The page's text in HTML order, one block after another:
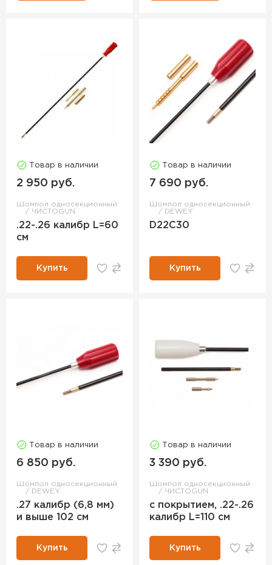
Товар в наличии
2 950 руб.
Шомпол односекционный
ЧИСТОGUN
.22-.26 калибр L=60
см
Купить
Товар в наличии
7 690 руб.
Шомпол односекционный
DEWEY
D22C30
Купить
Товар в наличии
6 850 руб.
Шомпол односекционный
DEWEY
.27 калибр (6,8 мм)
и выше 102 см
Купить
Товар в наличии
3 390 руб.
Шомпол односекционный
ЧИСТОGUN
с покрытием, .22-.26
калибр L=110 см
Купить